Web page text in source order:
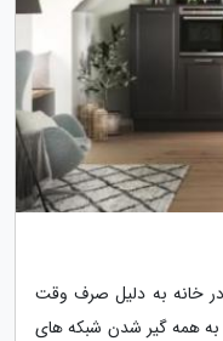
خانه به دلیل صرف وقت
به همه گیر شدن شبکه های